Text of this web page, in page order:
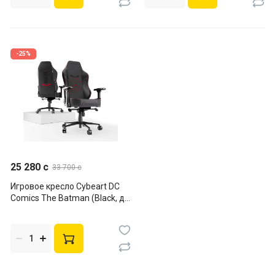
-25%
25 280 c 33 700 c
Игровое кресло Cybeart DC
Comics The Batman (Black, до